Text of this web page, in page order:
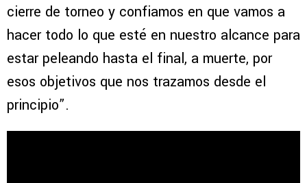
cierre de torneo y confiamos en que vamos a
hacer todo lo que esté en nuestro alcance para
estar peleando hasta el final, a muerte, por
esos objetivos que nos trazamos desde el
principio”.